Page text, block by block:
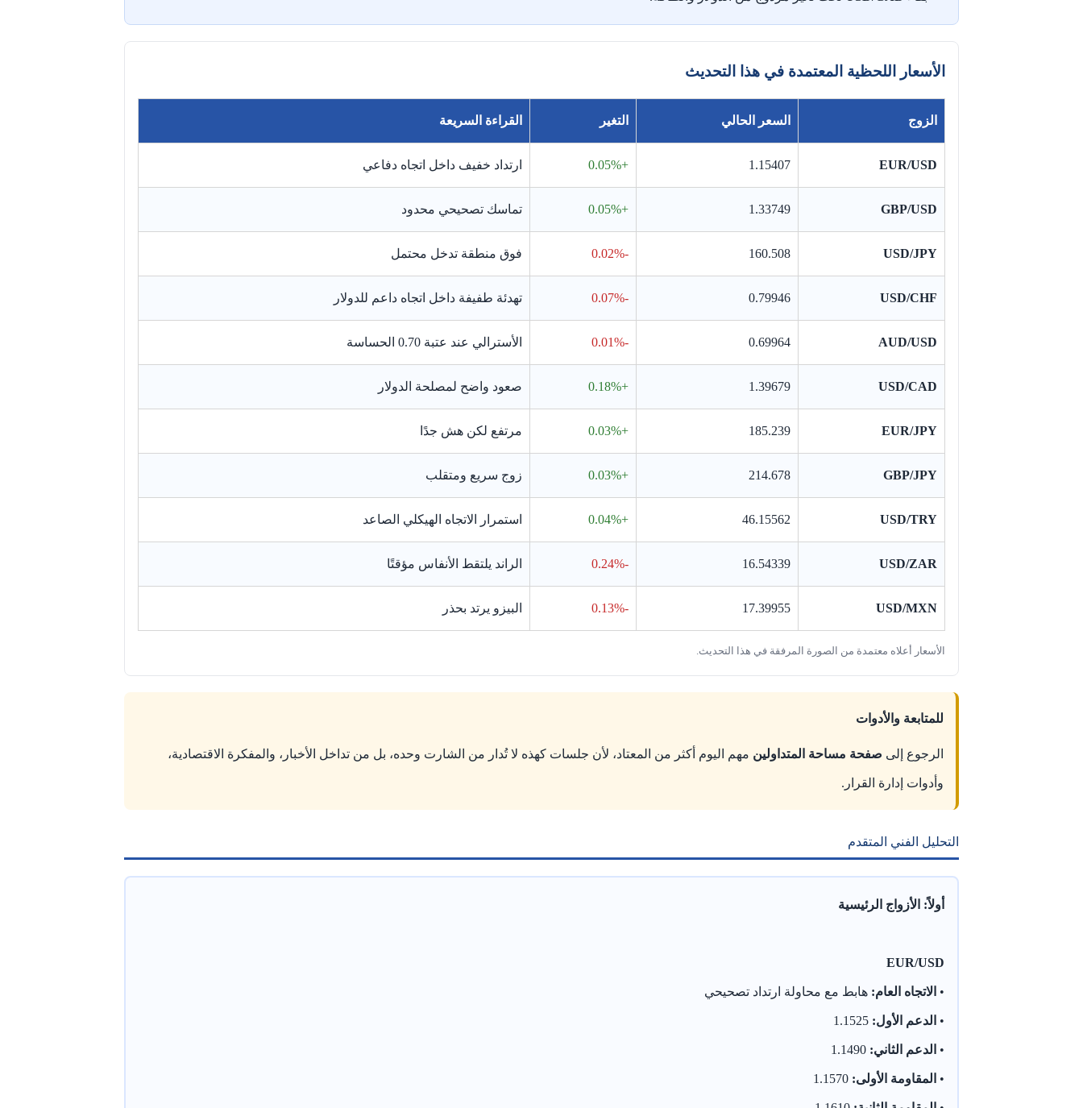
الأسعار اللحظية المعتمدة في هذا التحديث
الزوج السعر الحالي التغير القراءة السريعة
EUR/USD
1.15407
+0.05% ارتداد خفيف داخل اتجاه دفاعي
GBP/USD
1.33749
+0.05% تماسك تصحيحي محدود
USD/JPY
160.508
-0.02% فوق منطقة تدخل محتمل
USD/CHF
0.79946
-0.07% تهدئة طفيفة داخل اتجاه داعم للدولار
AUD/USD
0.69964
-0.01% الأسترالي عند عتبة 0.70 الحساسة
USD/CAD
1.39679
+0.18% صعود واضح لمصلحة الدولار
EUR/JPY
185.239
+0.03% مرتفع لكن هش جدًا
GBP/JPY
214.678
+0.03% زوج سريع ومتقلب
USD/TRY
46.15562
+0.04% استمرار الاتجاه الهيكلي الصاعد
USD/ZAR
16.54339
-0.24% الراند يلتقط الأنفاس مؤقتًا
USD/MXN
17.39955
-0.13% البيزو يرتد بحذر
الأسعار أعلاه معتمدة من الصورة المرفقة في هذا التحديث.
للمتابعة والأدوات
الرجوع إلى صفحة مساحة المتداولين مهم اليوم أكثر من المعتاد، لأن جلسات كهذه لا تُدار من الشارت وحده، بل من تداخل الأخبار، والمفكرة الاقتصادية،
وأدوات إدارة القرار.
التحليل الفني المتقدم
أولاً: الأزواج الرئيسية
EUR/USD
• الاتجاه العام: هابط مع محاولة ارتداد تصحيحي
• الدعم الأول:
• الدعم الثاني:
• المقاومة الأولى: